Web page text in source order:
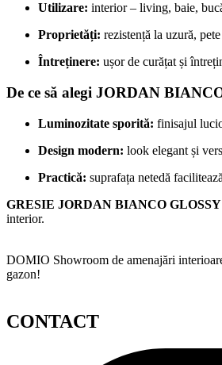
Utilizare: interior – living, baie,
Proprietăți: rezistență la uzură,
Întreținere: ușor de curățat și
De ce să alegi JORDAN
Luminozitate sporită: finisajul
Design modern: look elegant și
Practică: suprafața netedă
GRESIE JORDAN BIANCO GLOSSY
interior.
DOMIO Showroom de amenajări
gazon!
CONTACT